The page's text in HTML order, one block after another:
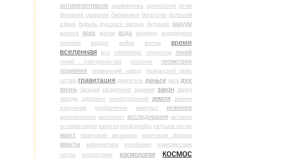
антирелятивизм арифметика археология атом
биология развития биофизика богатство большой
взрыв
борьба русского народа будущее вакуум
валюта века вихри вода водород
водородное
топливо
воздух война волны
время
вселенная
вуз гейзенберг генератор гений
гений электричества геология
геометрия
германия
германский народ
германский рейх
гитлер гравитация двигатель деньги диск дух
жизнь загадки загадочное задания закон заряд
звезды
здоровье землетрясения земля
знания
излучение
изобретения импульс инженер
инопланетяне интеллект исследования история
история науки капитал катастрофы катушка теслы
квант квантовая механика квантовая физика
кванты кибернетика колебания
комплексные
числа
космогония космология космос